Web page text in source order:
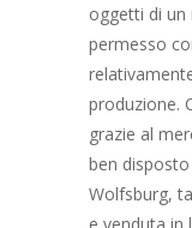
oggetti di
permesso
produzione.
grazie al
ben
Wolfsburg,